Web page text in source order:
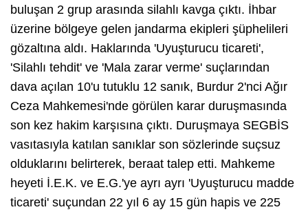
buluşan 2 grup arasında silahlı kavga çıktı. İhbar
üzerine bölgeye gelen jandarma ekipleri şüphelileri
gözaltına aldı. Haklarında 'Uyuşturucu ticareti',
'Silahlı tehdit' ve 'Mala zarar verme' suçlarından
dava açılan 10'u tutuklu 12 sanık, Burdur 2'nci Ağır
Ceza Mahkemesi'nde görülen karar duruşmasında
son kez hakim karşısına çıktı. Duruşmaya SEGBİS
vasıtasıyla katılan sanıklar son sözlerinde suçsuz
olduklarını belirterek, beraat talep etti. Mahkeme
heyeti İ.E.K. ve E.G.'ye ayrı ayrı 'Uyuşturucu madde
ticareti' suçundan 22 yıl 6 ay 15 gün hapis ve 225